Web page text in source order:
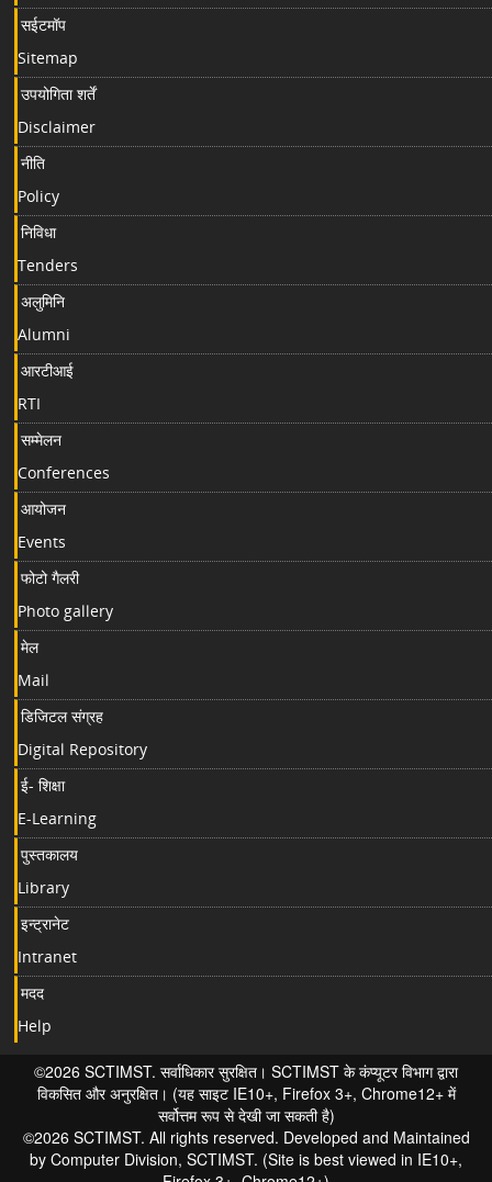
सईटमॉप
Sitemap
उपयोगिता शर्तें
Disclaimer
नीति
Policy
निविधा
Tenders
अलुमिनि
Alumni
आरटीआई
RTI
सम्मेलन
Conferences
आयोजन
Events
फोटो गैलरी
Photo gallery
मेल
Mail
डिजिटल संग्रह
Digital Repository
ई- शिक्षा
E-Learning
पुस्तकालय
Library
इन्ट्रानेट
Intranet
मदद
Help
©2026 SCTIMST. सर्वाधिकार सुरक्षित। SCTIMST के कंप्यूटर विभाग द्वारा
विकसित और अनुरक्षित। (यह साइट IE10+, Firefox 3+, Chrome12+ में
सर्वोत्तम रूप से देखी जा सकती है)
©2026 SCTIMST. All rights reserved. Developed and Maintained
by Computer Division, SCTIMST. (Site is best viewed in IE10+,